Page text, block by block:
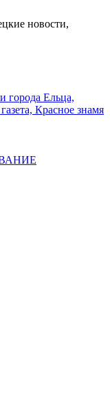
новости,
города Ельца,
Красное знамя